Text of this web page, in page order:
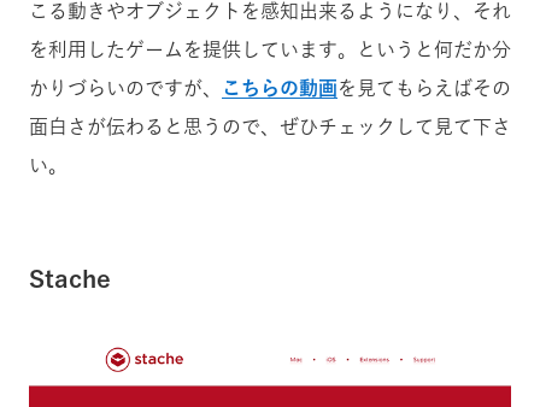
こる動きやオブジェクトを感知出来るようになり、それ
を利用したゲームを提供しています。というと何だか分
かりづらいのですが、
こちらの動画を見てもらえばその
面白さが伝わると思うので、ぜひチェックして見て下さ
い。
Stache